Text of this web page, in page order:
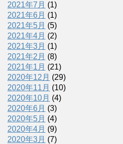
2021年7月 (1)
2021年6月 (1)
2021年5月 (5)
2021年4月 (2)
2021年3月 (1)
2021年2月 (8)
2021年1月 (21)
2020年12月 (29)
2020年11月 (10)
2020年10月 (4)
2020年6月 (3)
2020年5月 (4)
2020年4月 (9)
2020年3月 (7)